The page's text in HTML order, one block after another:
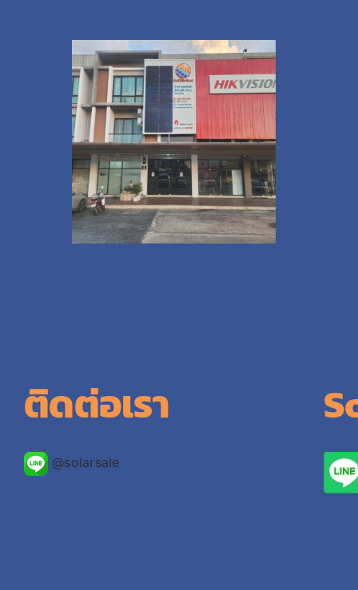
ติดต่อเรา
@solarsale